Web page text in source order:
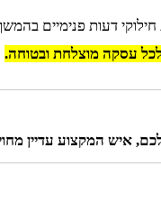
דעות פנימיים
לכל עסקה מוצלחת ובטוחה.
איש המקצוע עדיין